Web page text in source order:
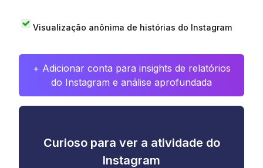
Visualização anônima de histórias do Instagram
+ Adicionar conta para insights de relatórios
do Instagram e análise aprofundada
Curioso para ver a atividade do
Instagram